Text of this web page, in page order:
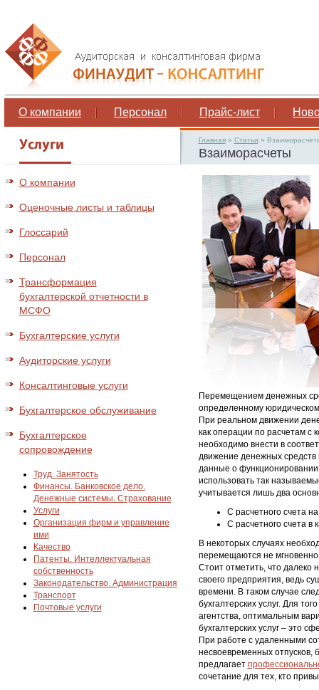
О компании Персонал Прайс-лист
О компании
Оценочные листы и таблицы
Глоссарий
Персонал
Трансформация
бухгалтерской отчетности в
МСФО
Бухгалтерские услуги
Аудиторские услуги
Консалтинговые услуги
Бухгалтерское обслуживание
Бухгалтерское
сопровождение
Труд. Занятость
Финансы. Банковское дело.
Денежные системы. Страхование
Услуги
Организация фирм и управление
ими
Качество
Патенты. Интеллектуальная
собственность
Законодательство. Администрация
Транспорт
Почтовые услуги
Главная » Статьи »
Взаиморасчеты
Перемещением денежных
определенному
При реальном движении
как операции по расчетам с
необходимо внести в
движение денежных средств
данные о функционировании
использовать так
учитывается лишь два
С расчетного счета
С расчетного счета в
В некоторых случаях
перемещаются не
Стоит отметить, что далеко
своего предприятия, ведь
времени. В таком случае
бухгалтерских услуг. Для
агентства, оптимальным
бухгалтерских услуг – это
При работе с удаленными
несвоевременных
предлагает
сочетание для тех, кто